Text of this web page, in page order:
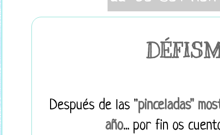
Después de las "pinceladas"
año... por fin os